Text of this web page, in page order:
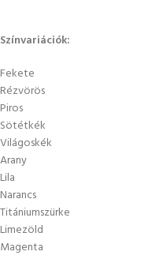
Színvariációk:
Fekete
Rézvörös
Piros
Sötétkék
Világoskék
Arany
Lila
Narancs
Titániumszürke
Limezöld
Magenta